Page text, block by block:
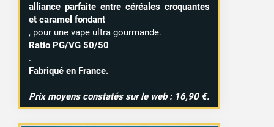
alliance parfaite entre céréales croquantes
et caramel fondant
, pour une vape ultra gourmande.
Ratio PG/VG 50/50
.
Fabriqué en France.
Prix moyens constatés sur le web : 16,90 €.